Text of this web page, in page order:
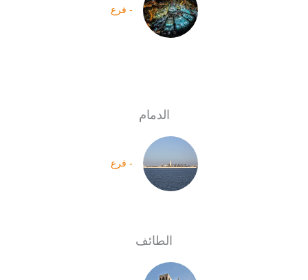
- فرع
الدمام
- فرع
الطائف